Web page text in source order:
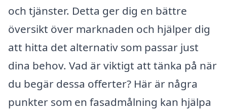
och tjänster. Detta ger dig en bättre
översikt över marknaden och hjälper dig
att hitta det alternativ som passar just
dina behov. Vad är viktigt att tänka på när
du begär dessa offerter? Här är några
punkter som en fasadmålning kan hjälpa